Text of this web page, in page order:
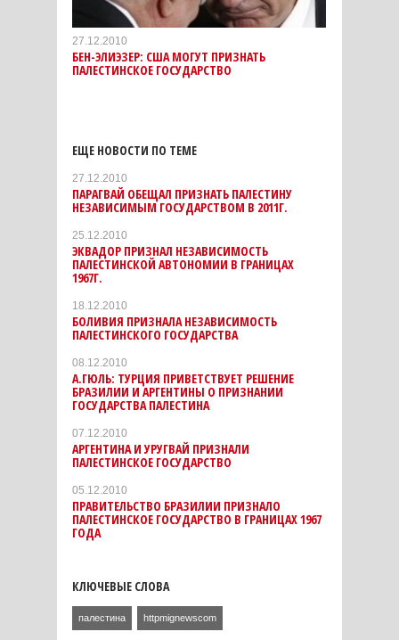
27.12.2010
БЕН-ЭЛИЭЗЕР: США МОГУТ ПРИЗНАТЬ
ПАЛЕСТИНСКОЕ ГОСУДАРСТВО
ЕЩЕ НОВОСТИ ПО ТЕМЕ
27.12.2010
ПАРАГВАЙ ОБЕЩАЛ ПРИЗНАТЬ ПАЛЕСТИНУ
НЕЗАВИСИМЫМ ГОСУДАРСТВОМ В 2011Г.
25.12.2010
ЭКВАДОР ПРИЗНАЛ НЕЗАВИСИМОСТЬ
ПАЛЕСТИНСКОЙ АВТОНОМИИ В ГРАНИЦАХ
1967Г.
18.12.2010
БОЛИВИЯ ПРИЗНАЛА НЕЗАВИСИМОСТЬ
ПАЛЕСТИНСКОГО ГОСУДАРСТВА
08.12.2010
А.ГЮЛЬ: ТУРЦИЯ ПРИВЕТСТВУЕТ РЕШЕНИЕ
БРАЗИЛИИ И АРГЕНТИНЫ О ПРИЗНАНИИ
ГОСУДАРСТВА ПАЛЕСТИНА
07.12.2010
АРГЕНТИНА И УРУГВАЙ ПРИЗНАЛИ
ПАЛЕСТИНСКОЕ ГОСУДАРСТВО
05.12.2010
ПРАВИТЕЛЬСТВО БРАЗИЛИИ ПРИЗНАЛО
ПАЛЕСТИНСКОЕ ГОСУДАРСТВО В ГРАНИЦАХ 1967
ГОДА
КЛЮЧЕВЫЕ СЛОВА
палестина httpmignewscom